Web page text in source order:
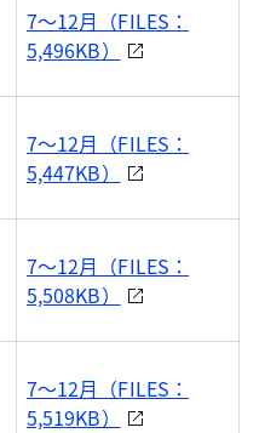
7～12月（FILES：
5,496KB）
7～12月（FILES：
5,447KB）
7～12月（FILES：
5,508KB）
7～12月（FILES：
5,519KB）